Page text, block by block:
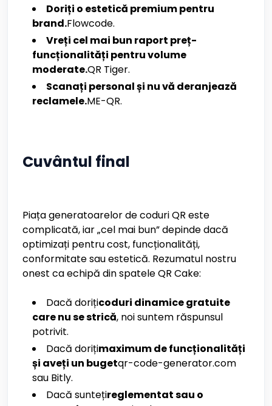
Doriți o estetică premium pentru
brand.Flowcode.
Vreți cel mai bun raport preț-
funcționalități pentru volume
moderate.QR Tiger.
Scanați personal și nu vă deranjează
reclamele.ME-QR.
Cuvântul final
Piața generatoarelor de coduri QR este
complicată, iar „cel mai bun” depinde dacă
optimizați pentru cost, funcționalități,
conformitate sau estetică. Rezumatul nostru
onest ca echipă din spatele QR Cake:
Dacă dorițicoduri dinamice gratuite
care nu se strică, noi suntem răspunsul
potrivit.
Dacă dorițimaximum de funcționalități
și aveți un bugetqr-code-generator.com
sau Bitly.
Dacă suntețireglementat sau o